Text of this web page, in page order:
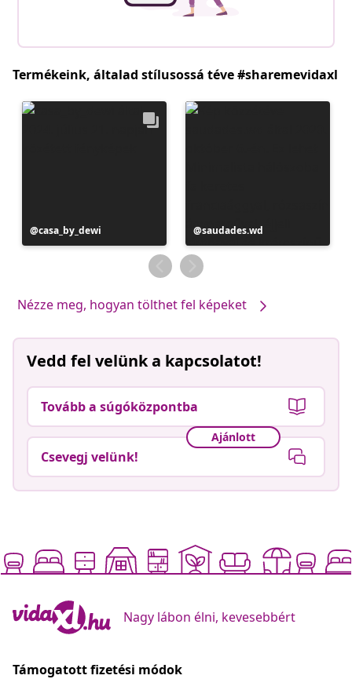
Termékeink, általad stílusossá téve #sharemevidaxl
Bejegyzés
közzétevője
casa_by_dewi
Bejegyzés
közzétevője
saudades.wd
Nézze meg, hogyan tölthet fel képeket
Vedd fel velünk a kapcsolatot!
Tovább a súgóközpontba
Ajánlott
Csevegj velünk!
Nagy lábon élni, kevesebbért
Támogatott fizetési módok